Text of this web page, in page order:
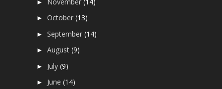
►
►October(13)
►September(14)
►August(9)
► July(9)
► June(14)